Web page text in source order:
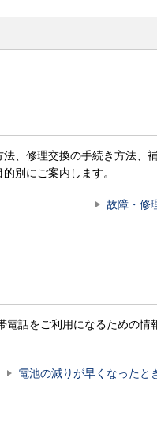
、修理交換の手続き方法、
別にご案内します。
故障・修
電話をご利用になるための情
電池の減りが早くなったと